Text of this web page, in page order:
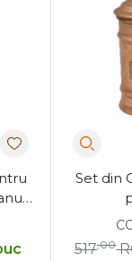
Set din
517,00